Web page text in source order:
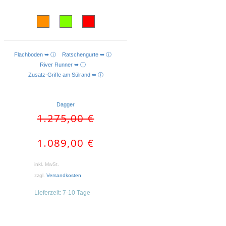
AUSFÜHRUNG WÄHLEN
Flachboden ➥ ⓘ
Ratschengurte ➥ ⓘ
River Runner ➥ ⓘ
Zusatz-Griffe am Sülrand ➥ ⓘ
Dagger
1.275,00€
1.089,00 €
inkl. MwSt.
zzgl. Versandkosten
Lieferzeit: 7-10 Tage